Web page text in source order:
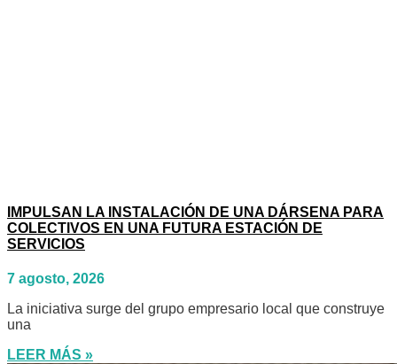
IMPULSAN LA INSTALACIÓN DE UNA DÁRSENA PARA
COLECTIVOS EN UNA FUTURA ESTACIÓN DE
SERVICIOS
7 agosto, 2026
La iniciativa surge del grupo empresario local que construye
una
LEER MÁS »